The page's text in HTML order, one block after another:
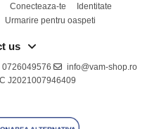
Conecteaza-te
Identitate
Urmarire pentru oaspeti
us
0726049576
info@vam-shop.ro
J2021007946409